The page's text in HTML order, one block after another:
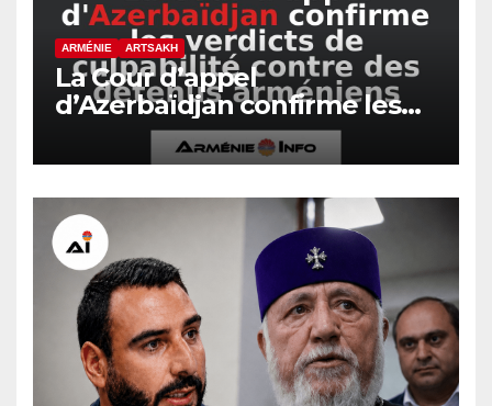
ARMÉNIE ARTSAKH
La Cour d’appel
d’Azerbaïdjan confirme les
verdicts de culpabilité contre
des détenus arméniens